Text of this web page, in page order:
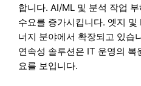
합니다. AI/ML 및 분석 작업
수요를 증가시킵니다. 엣지
너지 분야에서 확장되고 있습
연속성 솔루션은 IT 운영의
요를 보입니다.